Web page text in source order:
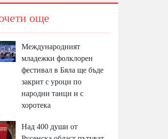
още
Международният
младежки фолклорен
фестивал в Бяла ще бъде
закрит с уроци по
народни танци и с
хоротека
Над 400 души от